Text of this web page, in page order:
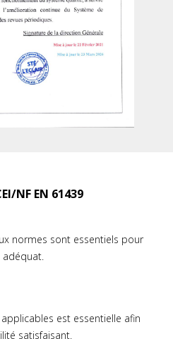
NF EN 61439
normes sont essentiels pour
est essentielle afin
satisfaisant.